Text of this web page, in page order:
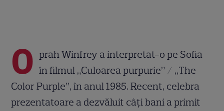
O prah Winfrey a interpretat-o pe Sofia
în filmul „Culoarea purpurie” / „The
Color Purple”, în anul 1985. Recent, celebra
prezentatoare a dezvăluit câți bani a primit